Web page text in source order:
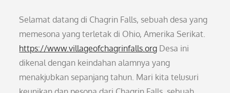
Selamat datang di Chagrin Falls, sebuah desa yang
memesona yang terletak di Ohio, Amerika Serikat.
https://www.villageofchagrinfalls.org Desa ini
dikenal dengan keindahan alamnya yang
menakjubkan sepanjang tahun. Mari kita telusuri